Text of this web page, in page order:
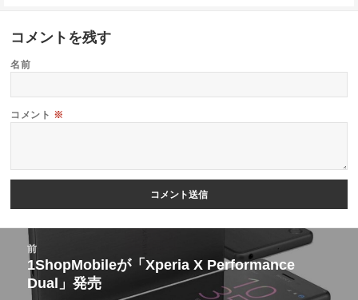
コメントを残す
名前
コメント ※
前
前
の
1ShopMobileが「Xperia X Performance
Dual」発売